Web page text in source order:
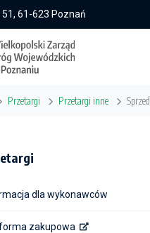
51, 61-623 Poznań
Przetargi Przetargi inne
dla wykonawców
zakupowa